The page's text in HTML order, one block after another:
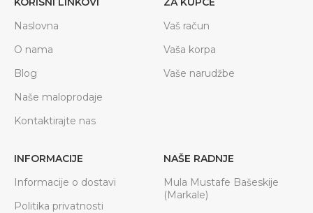
Naslovna
O nama
Blog
Naše maloprodaje
Kontaktirajte nas
Vaš račun
Vaša korpa
Vaše narudžbe
INFORMACIJE
Informacije o dostavi
Politika privatnosti
NAŠE RADNJE
Mula Mustafe Bašeskije
(Markale)